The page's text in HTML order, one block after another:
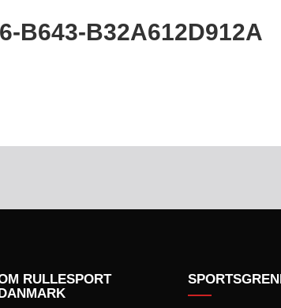
B643-B32A612D912A
RULLESPORT